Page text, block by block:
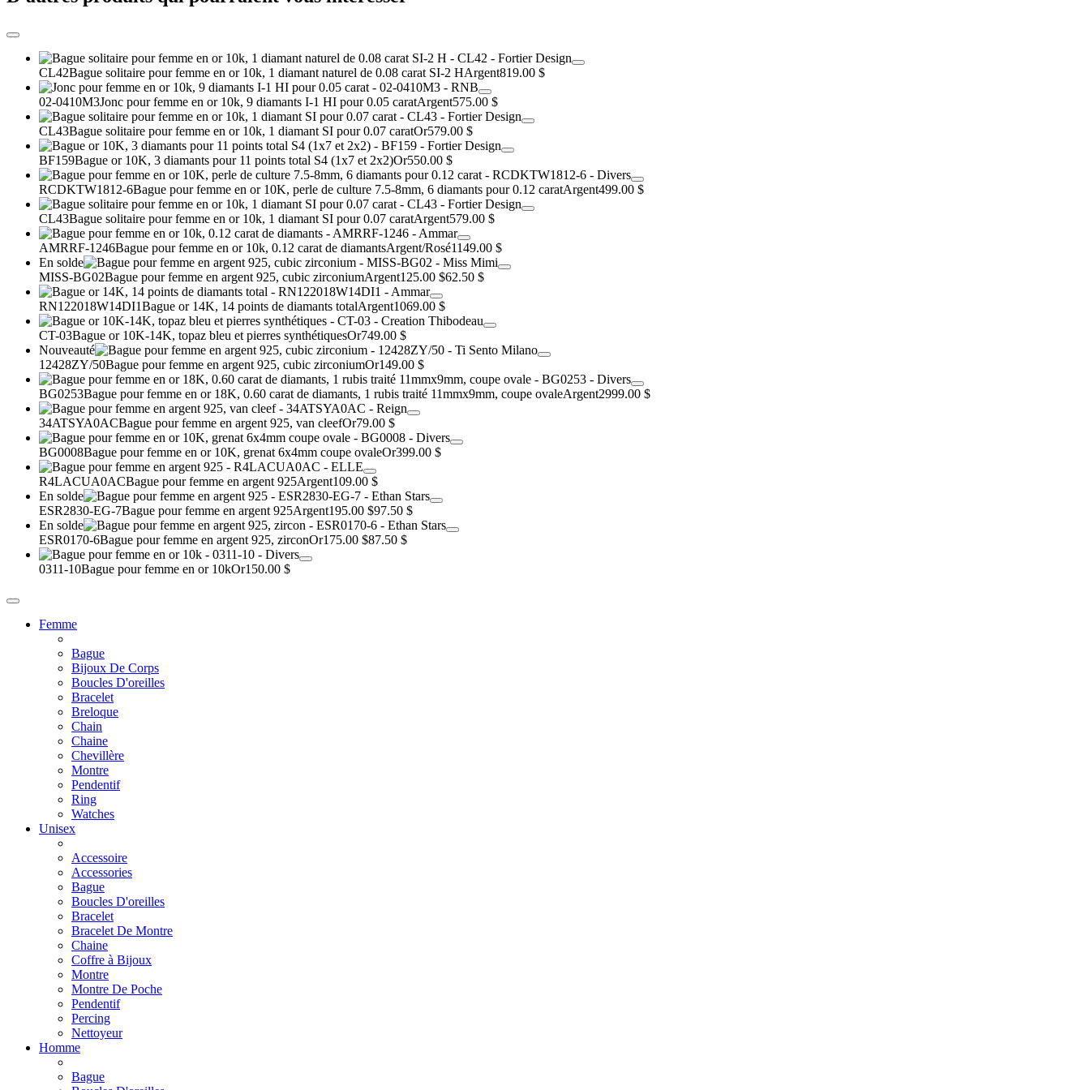
CL42Bague solitaire pour femme en or 10k, 1 diamant naturel de 0.08 carat SI-2 HArgent819.00 $
02-0410M3Jonc pour femme en or 10k, 9 diamants I-1 HI pour 0.05 caratArgent575.00 $
CL43Bague solitaire pour femme en or 10k, 1 diamant SI pour 0.07 caratOr579.00 $
BF159Bague or 10K, 3 diamants pour 11 points total S4 (1x7 et 2x2)Or550.00 $
RCDKTW1812-6Bague pour femme en or 10K, perle de culture 7.5-8mm, 6 diamants pour 0.12 caratArgent499.00 $
CL43Bague solitaire pour femme en or 10k, 1 diamant SI pour 0.07 caratArgent579.00 $
AMRRF-1246Bague pour femme en or 10k, 0.12 carat de diamantsArgent/Rosé1149.00 $
En solde
MISS-BG02Bague pour femme en argent 925, cubic zirconiumArgent125.00 $62.50 $
RN122018W14DI1Bague or 14K, 14 points de diamants totalArgent1069.00 $
CT-03Bague or 10K-14K, topaz bleu et pierres synthétiquesOr749.00 $
Nouveauté
12428ZY/50Bague pour femme en argent 925, cubic zirconiumOr149.00 $
BG0253Bague pour femme en or 18K, 0.60 carat de diamants, 1 rubis traité 11mmx9mm, coupe ovaleArgent2999.00 $
34ATSYA0ACBague pour femme en argent 925, van cleefOr79.00 $
BG0008Bague pour femme en or 10K, grenat 6x4mm coupe ovaleOr399.00 $
R4LACUA0ACBague pour femme en argent 925Argent109.00 $
En solde
ESR2830-EG-7Bague pour femme en argent 925Argent195.00 $97.50 $
En solde
ESR0170-6Bague pour femme en argent 925, zirconOr175.00 $87.50 $
0311-10Bague pour femme en or 10kOr150.00 $
Femme
Bague
Bijoux De Corps
Boucles D'oreilles
Bracelet
Breloque
Chain
Chaine
Chevillère
Montre
Pendentif
Ring
Watches
Unisex
Accessoire
Accessories
Bague
Boucles D'oreilles
Bracelet
Bracelet De Montre
Chaine
Coffre à Bijoux
Montre
Montre De Poche
Pendentif
Percing
Nettoyeur
Homme
Bague